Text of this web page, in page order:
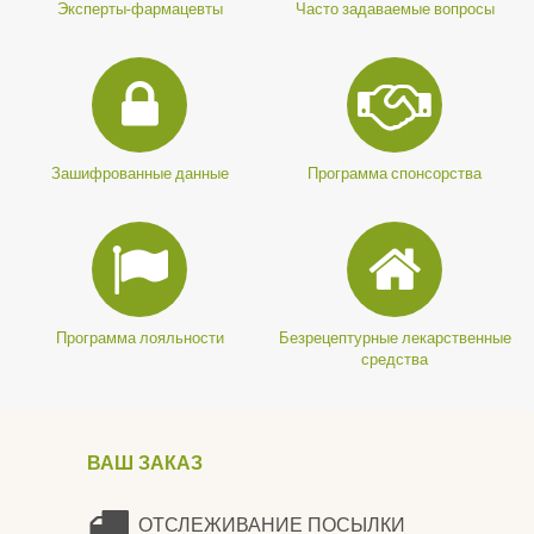
Эксперты-фармацевты Часто задаваемые вопросы
Зашифрованные данные Программа спонсорства
Программа лояльности
Безрецептурные лекарственные
средства
ВАШ ЗАКАЗ
ОТСЛЕЖИВАНИЕ ПОСЫЛКИ